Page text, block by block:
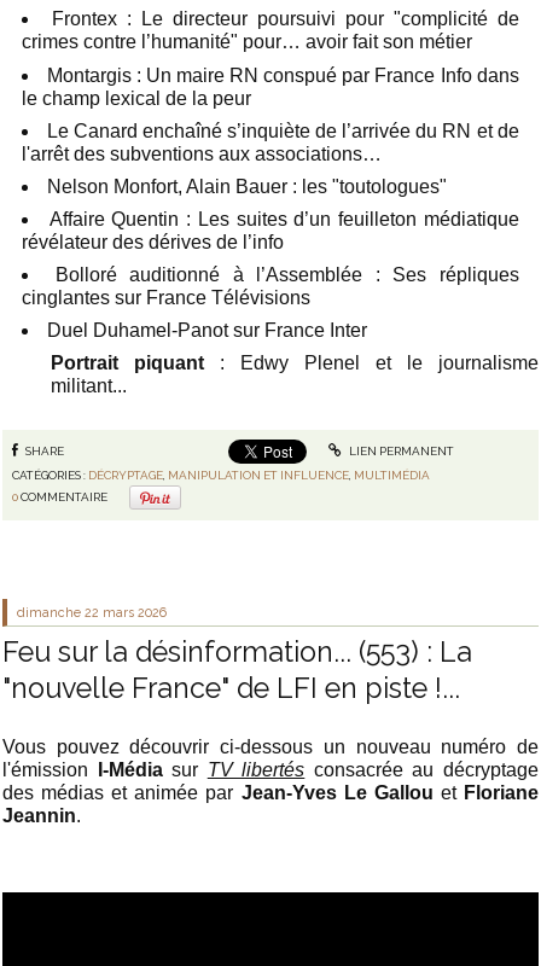
Frontex : Le directeur poursuivi pour "complicité de
crimes contre l’humanité" pour… avoir fait son métier
Montargis : Un maire RN conspué par France Info dans
le champ lexical de la peur
Le Canard enchaîné s’inquiète de l’arrivée du RN et de
l'arrêt des subventions aux associations…
Nelson Monfort, Alain Bauer : les "toutologues"
Affaire Quentin : Les suites d’un feuilleton médiatique
révélateur des dérives de l’info
Bolloré auditionné à l’Assemblée : Ses répliques
cinglantes sur France Télévisions
Duel Duhamel-Panot sur France Inter
Portrait piquant : Edwy Plenel et le journalisme
militant...
SHARE
LIEN PERMANENT
CATÉGORIES : DÉCRYPTAGE MANIPULATION ET INFLUENCE MULTIMÉDIA
0COMMENTAIRE
dimanche 22 mars 2026
Feu sur la désinformation... (553) : La
"nouvelle France" de LFI en piste !...
Vous pouvez découvrir ci-dessous un nouveau numéro de
l'émission
I-Médiasur TV libertés consacrée au décryptage
des médias et animée par Jean-Yves Le Gallou et Floriane
Jeannin.